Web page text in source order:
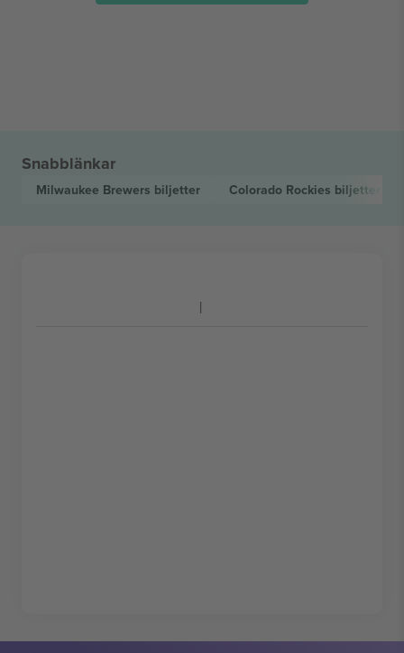
Snabblänkar
Milwaukee Brewers biljetter Colorado Rockies biljetter